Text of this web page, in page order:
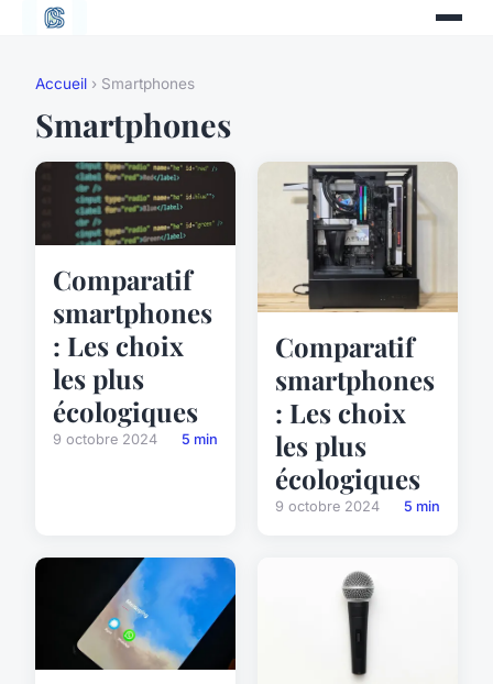
Accueil › Smartphones
Smartphones
Comparatif
smartphones
: Les choix
les plus
écologiques
9 octobre 2024 5 min
Comparatif
smartphones
: Les choix
les plus
écologiques
9 octobre 2024 5 min